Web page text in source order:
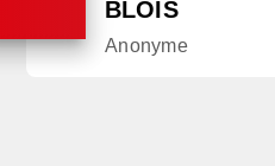
BLOIS
Anonyme